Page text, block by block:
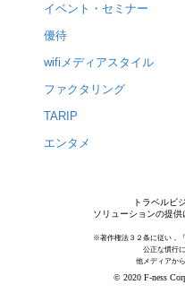
イベント・セミナー
優待
wifiメディアスタイル
ファクタリング
TARIP
エンタメ
トラベルビ
ソリューションの提供
※著作権法３２条に従い，
公正な慣行
他メディアか
© 2020 F-ness